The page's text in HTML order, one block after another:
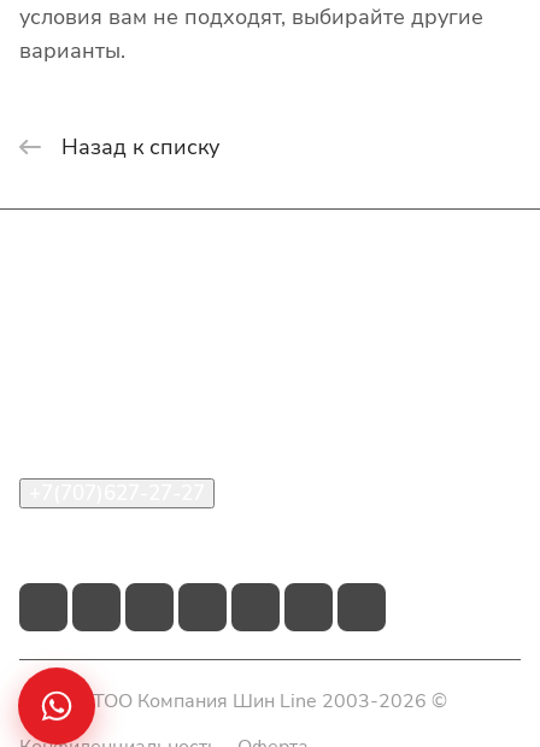
условия вам не подходят, выбирайте другие
варианты.
Назад к списку
© 2026 ТОО Компания Шин Line 2003-2026 ©